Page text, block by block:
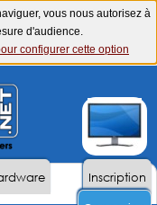
vous nous autorisez à
d'audience.
configurer cette option
Inscription